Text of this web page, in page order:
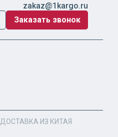
zakaz@1kargo.ru
Заказать звонок
. ДОСТАВКА ИЗ КИТАЯ